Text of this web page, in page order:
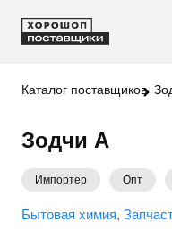
Каталог поставщиков
Зодчи А
Импортер Опт
Бытовая химия